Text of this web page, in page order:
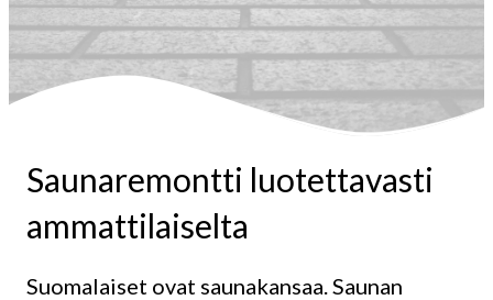
Saunaremontti luotettavasti
ammattilaiselta
Suomalaiset ovat saunakansaa. Saunan